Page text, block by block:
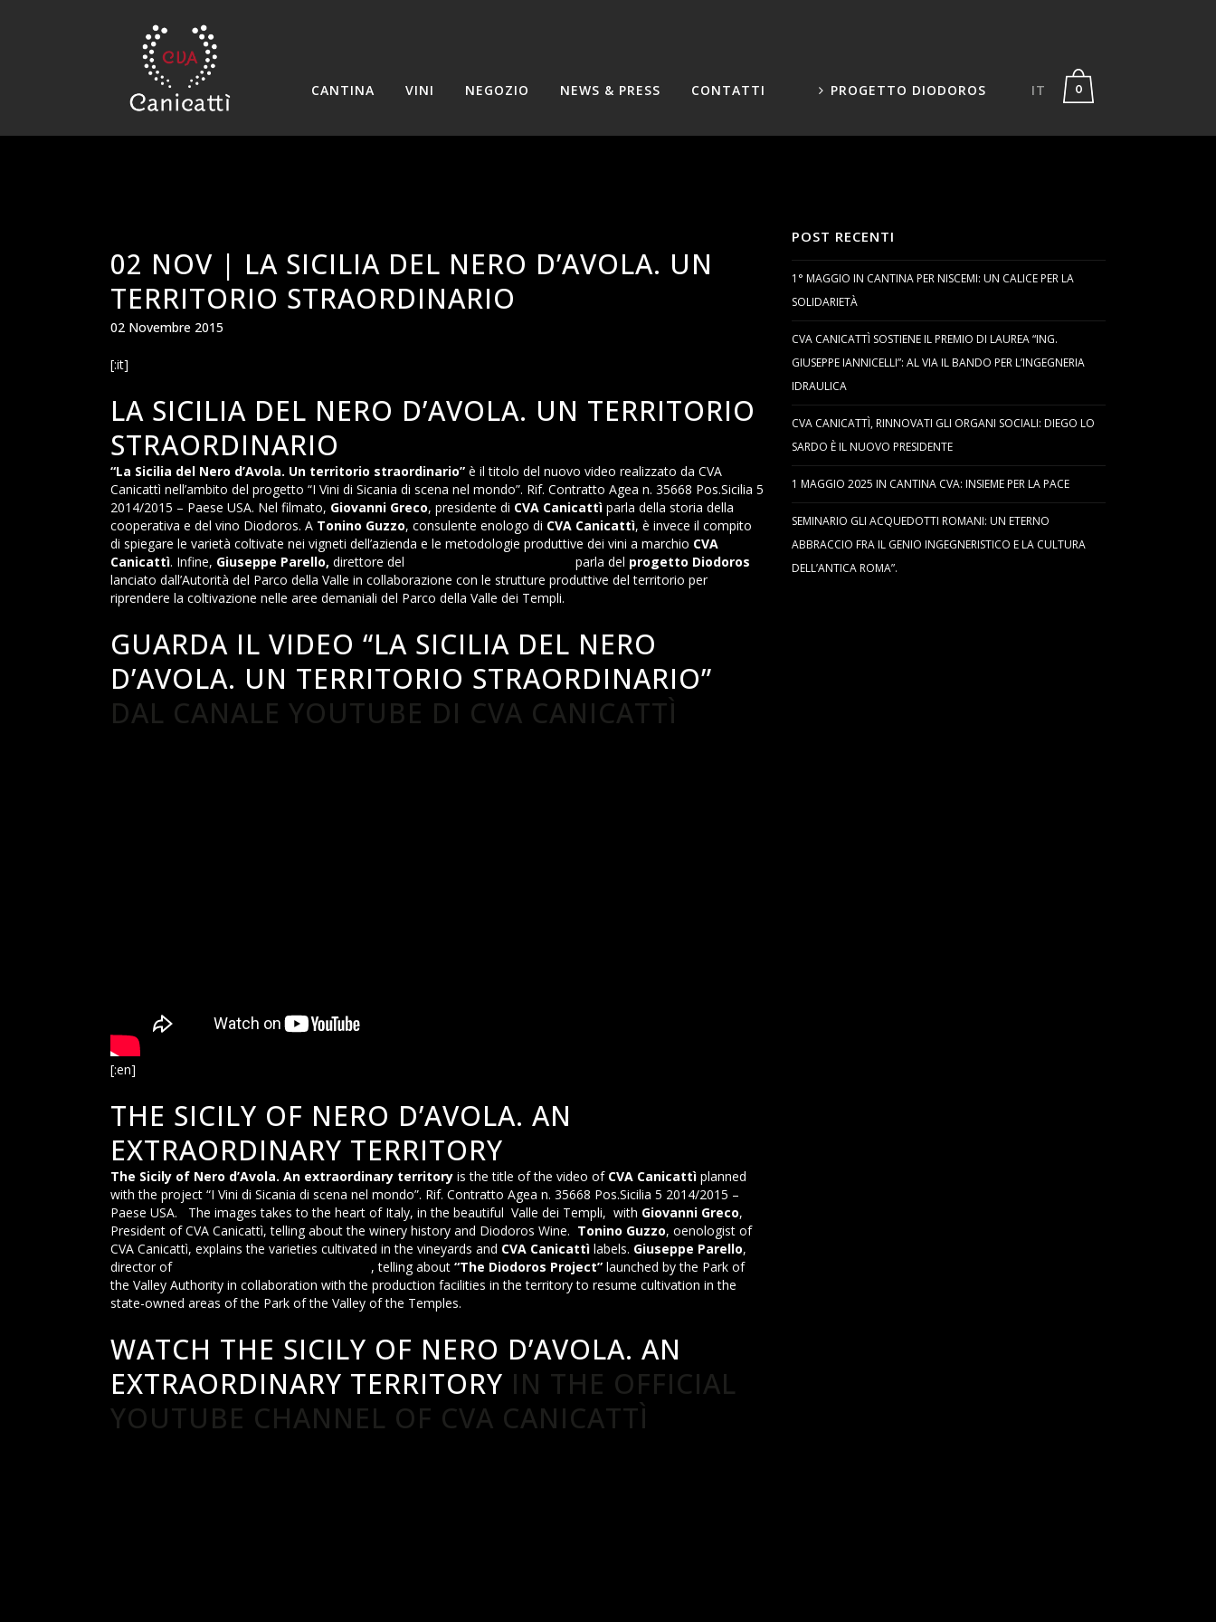
0
CANTINA VINI NEGOZIO NEWS & PRESS CONTATTI PROGETTO DIODOROS IT
02 NOV | LA SICILIA DEL NERO D’AVOLA. UN
TERRITORIO STRAORDINARIO
02 Novembre 2015
[:it]
LA SICILIA DEL NERO D’AVOLA. UN TERRITORIO
STRAORDINARIO
“La Sicilia del Nero d’Avola. Un territorio straordinario” è il titolo del nuovo video realizzato da CVA
Canicattì nell’ambito del progetto “I Vini di Sicania di scena nel mondo”. Rif. Contratto Agea n. 35668 Pos.Sicilia 5
2014/2015 – Paese USA. Nel filmato, Giovanni Greco, presidente di CVA Canicattì parla della storia della
cooperativa e del vino Diodoros. A Tonino Guzzo, consulente enologo di CVA Canicattì, è invece il compito
di spiegare le varietà coltivate nei vigneti dell’azienda e le metodologie produttive dei vini a marchio CVA
Canicattì. Infine, Giuseppe Parello, direttore del parla del progetto Diodoros
lanciato dall’Autorità del Parco della Valle in collaborazione con le strutture produttive del territorio per
riprendere la coltivazione nelle aree demaniali del Parco della Valle dei Templi.
GUARDA IL VIDEO “LA SICILIA DEL NERO
D’AVOLA. UN TERRITORIO STRAORDINARIO”
DAL CANALE YOUTUBE DI CVA CANICATTÌ
[:en]
THE SICILY OF NERO D’AVOLA. AN
EXTRAORDINARY TERRITORY
The Sicily of Nero d’Avola. An extraordinary territory is the title of the video of CVA Canicattì planned
with the project “I Vini di Sicania di scena nel mondo”. Rif. Contratto Agea n. 35668 Pos.Sicilia 5 2014/2015 –
Paese USA.
The images takes to the heart of Italy, in the beautiful Valle dei Templi, with Giovanni Greco,
President of CVA Canicattì, telling about the winery history and Diodoros Wine. Tonino Guzzo, oenologist of
CVA Canicattì, explains the varieties cultivated in the vineyards and CVA Canicattì labels. Giuseppe Parello,
director ofPark of the Valley of the Temples , telling about “The Diodoros Project” launched by the Park of
the Valley Authority in collaboration with the production facilities in the territory to resume cultivation in the
state-owned areas of the Park of the Valley of the Temples.
WATCH THE SICILY OF NERO D’AVOLA. AN
EXTRAORDINARY TERRITORY IN THE OFFICIAL
YOUTUBE CHANNEL OF CVA CANICATTÌ
POST RECENTI
1° MAGGIO IN CANTINA PER NISCEMI: UN CALICE PER LA
SOLIDARIETÀ
CVA CANICATTÌ SOSTIENE IL PREMIO DI LAUREA “ING.
GIUSEPPE IANNICELLI”: AL VIA IL BANDO PER L’INGEGNERIA
IDRAULICA
CVA CANICATTÌ, RINNOVATI GLI ORGANI SOCIALI: DIEGO LO
SARDO È IL NUOVO PRESIDENTE
1 MAGGIO 2025 IN CANTINA CVA: INSIEME PER LA PACE
SEMINARIO GLI ACQUEDOTTI ROMANI: UN ETERNO
ABBRACCIO FRA IL GENIO INGEGNERISTICO E LA CULTURA
DELL’ANTICA ROMA”.